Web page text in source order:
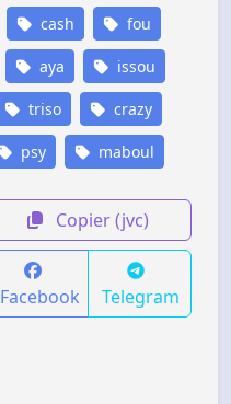
cash fou
aya issou
triso crazy
psy maboul
Copier (jvc)
Facebook Telegram